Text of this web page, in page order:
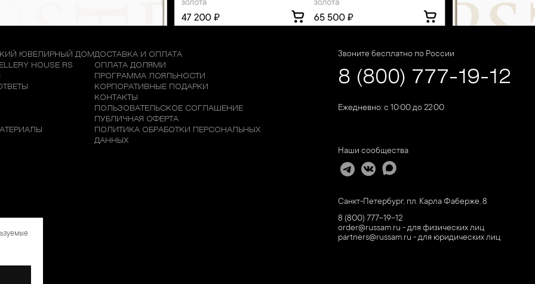
ЮВЕЛИРНЫЙ ДОМ
HOUSE RS
ДОСТАВКА И ОПЛАТА
ОПЛАТА ДОЛЯМИ
ПРОГРАММА ЛОЯЛЬНОСТИ
КОРПОРАТИВНЫЕ ПОДАРКИ
КОНТАКТЫ
ПОЛЬЗОВАТЕЛЬСКОЕ СОГЛАШЕНИЕ
ПУБЛИЧНАЯ ОФЕРТА
ПОЛИТИКА ОБРАБОТКИ ПЕРСОНАЛЬНЫХ
ДАННЫХ
Звоните бесплатно по России
8 (800) 777-19-12
Ежедневно: с 10:00 до 22:00
Наши сообщества
Санкт-Петербург, пл. Карла Фаберже, 8
8 (800) 777-19-12
order@russam.ru - для физических лиц
partners@russam.ru - для юридических лиц